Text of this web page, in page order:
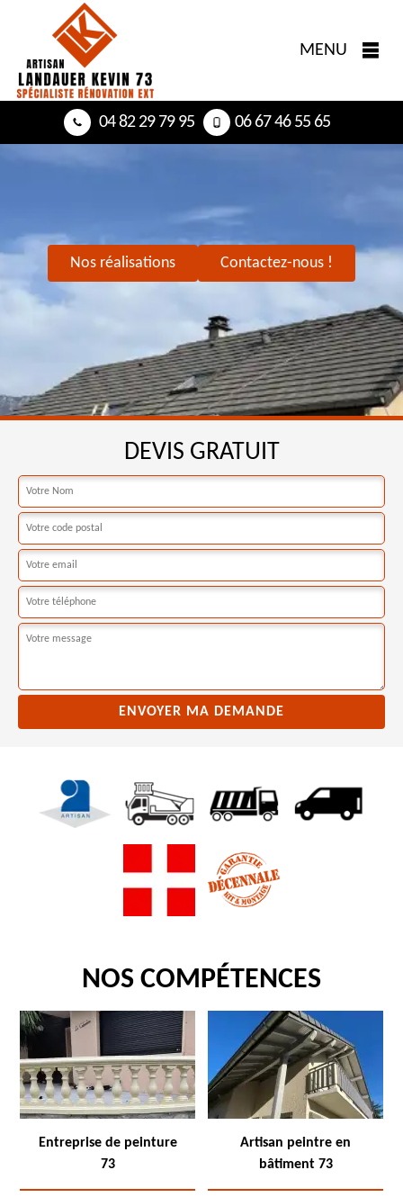
MENU
04 82 29 79 95 06 67 46 55 65
Nos réalisations Contactez-nous !
DEVIS GRATUIT
NOS COMPÉTENCES
Entreprise de peinture
73
Artisan peintre en
bâtiment 73